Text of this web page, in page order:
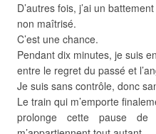
D’autres fois, j’ai un
non maîtrisé.
C’est une chance.
Pendant dix minutes, je suis
entre le regret du passé et
Je suis sans contrôle, donc
Le train qui m’emporte
prolonge cette pause de